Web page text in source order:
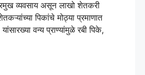
व्यवसाय असून लाखो शेतकरी
पिकांचे मोठ्या प्रमाणात
वन्य प्राण्यांमुळे रबी पिके,